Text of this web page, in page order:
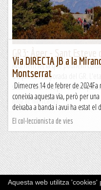
Avui hem fet la que podríem
d'aquesta temporada del GR.
saltar el Montsec per un dels
Blog de muntanya
Via DIRECTA JB a la
Montserrat
Dimecres 14 de febrer de
coneixia aquesta via, però per
deixaba a banda i avui ha estat el
El col·leccionista de vies
Aquesta web utilitza